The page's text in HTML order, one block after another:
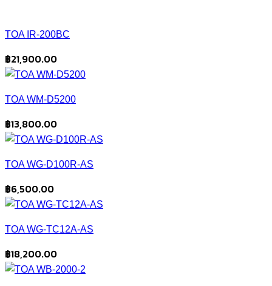
TOA IR-200BC
฿21,900.00
TOA WM-D5200
฿13,800.00
TOA WG-D100R-AS
฿6,500.00
TOA WG-TC12A-AS
฿18,200.00